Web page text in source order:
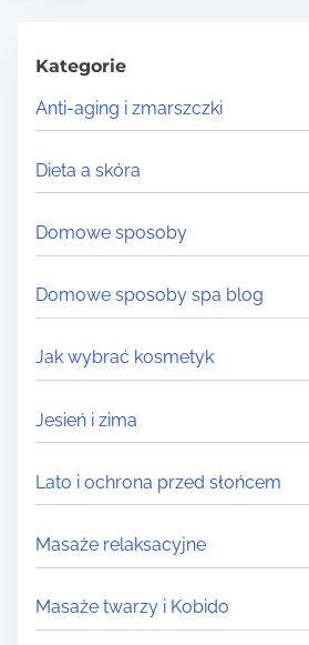
h
H
e
r
e
.
.
.
Kategorie
Anti-aging i zmarszczki
Dieta a skóra
Domowe sposoby
Domowe sposoby spa blog
Jak wybrać kosmetyk
Jesień i zima
Lato i ochrona przed słońcem
Masaże relaksacyjne
Masaże twarzy i Kobido